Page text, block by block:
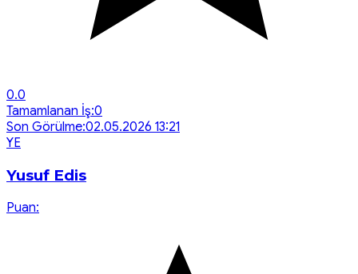
0.0
Tamamlanan İş:0
Son Görülme:02.05.2026 13:21
YE
Yusuf Edis
Puan: